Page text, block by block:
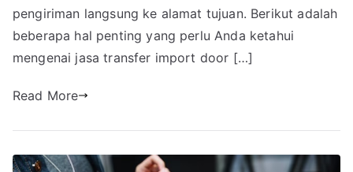
pengiriman langsung ke alamat tujuan. Berikut adalah
beberapa hal penting yang perlu Anda ketahui
mengenai jasa transfer import door […]
Read More